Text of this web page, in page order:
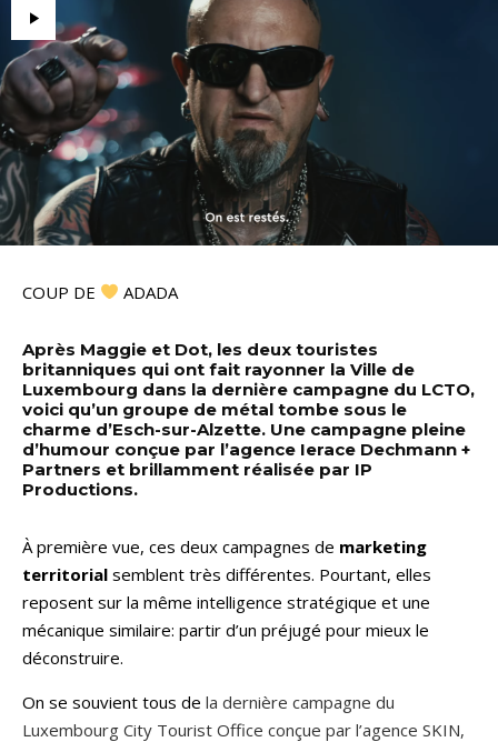
COUP DE ADADA
Après Maggie et Dot, les deux touristes
britanniques qui ont fait rayonner la Ville de
Luxembourg dans la dernière campagne du LCTO,
voici qu’un groupe de métal tombe sous le
charme d’Esch-sur-Alzette. Une campagne pleine
d’humour conçue par l’agence Ierace Dechmann +
Partners et brillamment réalisée par IP
Productions.
À première vue, ces deux campagnes de marketing
territorial semblent très différentes. Pourtant, elles
reposent sur la même intelligence stratégique et une
mécanique similaire: partir d’un préjugé pour mieux le
déconstruire.
On se souvient tous de la dernière campagne du
Luxembourg City Tourist Office conçue par l’agence SKIN,